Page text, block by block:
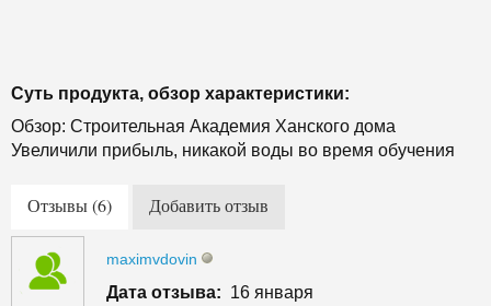
Суть продукта, обзор характеристики:
Обзор: Строительная Академия Ханского дома
Увеличили прибыль, никакой воды во время обучения
Отзывы (6) Добавить отзыв
maximvdovin
Дата отзыва: 16 января